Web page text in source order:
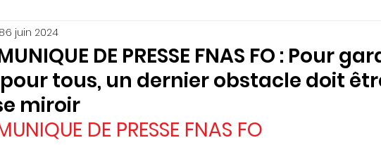
JOURNAL
CONGRES GREVE SALAIRES DROIT DE GREVE SERVICES PUBLICS
DE PRESSE FNAS FO : Pour
tous, un dernier obstacle doit
miroir
6 juin 2024
DE PRESSE FNAS FO